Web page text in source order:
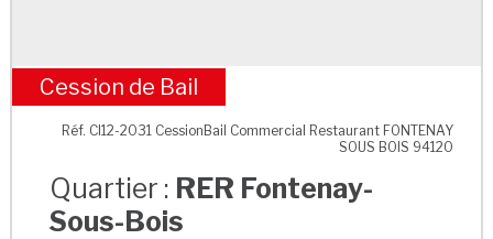
RER Fontenay-Sous-Bois
Cession de Bail
Réf. CI12-2031 CessionBail Commercial Restaurant FONTENAY
SOUS BOIS 94120
Quartier : RER Fontenay-
Sous-Bois